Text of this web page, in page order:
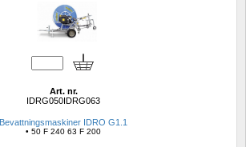
Art. nr.
IDRG050IDRG063
Bevattningsmaskiner IDRO G1.1
• 50 F 240 63 F 200